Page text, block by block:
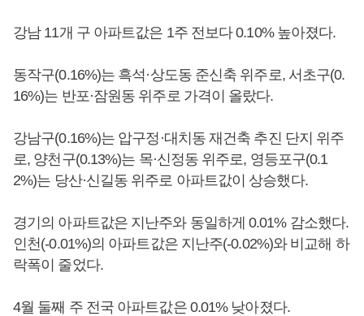
강남 11개 구 아파트값은 1주 전보다 0.10% 높아졌다.
동작구(0.16%)는 흑석·상도동 준신축 위주로, 서초구(0.
16%)는 반포·잠원동 위주로 가격이 올랐다.
강남구(0.16%)는 압구정·대치동 재건축 추진 단지 위주
로, 양천구(0.13%)는 목·신정동 위주로, 영등포구(0.1
2%)는 당산·신길동 위주로 아파트값이 상승했다.
경기의 아파트값은 지난주와 동일하게 0.01% 감소했다.
인천(-0.01%)의 아파트값은 지난주(-0.02%)와 비교해 하
락폭이 줄었다.
4월 둘째 주 전국 아파트값은 0.01% 낮아졌다.